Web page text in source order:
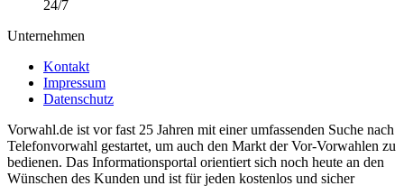
24/7
Unternehmen
Kontakt
Impressum
Datenschutz
Vorwahl.de ist vor fast 25 Jahren mit einer umfassenden Suche nach
Telefonvorwahl gestartet, um auch den Markt der Vor-Vorwahlen zu
bedienen. Das Informationsportal orientiert sich noch heute an den
Wünschen des Kunden und ist für jeden kostenlos und sicher